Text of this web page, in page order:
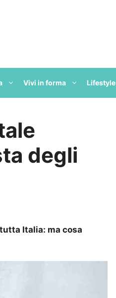
Vivi in forma Lifestyle
degli
Italia: ma cosa